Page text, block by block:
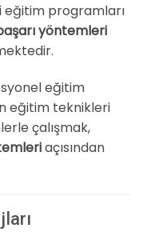
eğitim programları
yöntemleri
eğitim
eğitim teknikleri
çalışmak,
açısından